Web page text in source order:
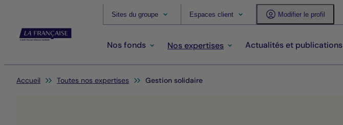
Sites du groupe Espaces client Modifier le profil
Nos fonds Nos expertises Actualités et publications
Vous êtes ici:
Accueil Toutes nos expertises Gestion solidaire